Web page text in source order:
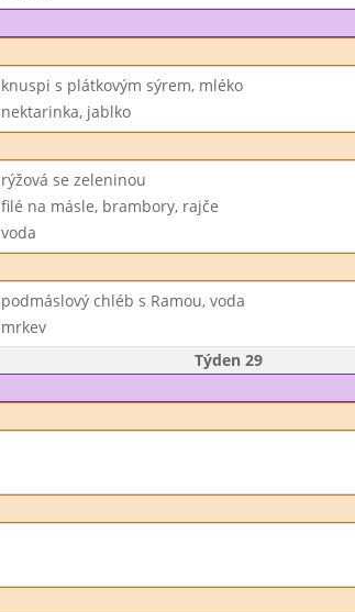
knuspi s plátkovým sýrem, mléko
nektarinka, jablko
rýžová se zeleninou
filé na másle, brambory, rajče
voda
podmáslový chléb s Ramou, voda
mrkev
Týden 29